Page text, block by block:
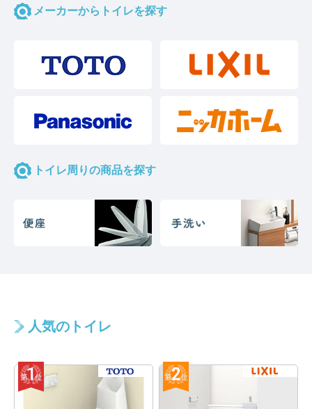
メーカーからトイレを探す
トイレ周りの商品を探す
人気のトイレ